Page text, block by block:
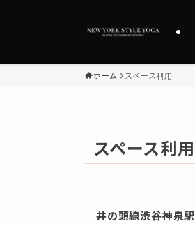
ホーム スペース利用
スペース利用
井の頭線渋谷神泉駅